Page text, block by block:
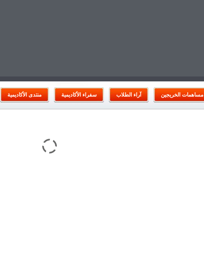
منتدى الأكاديمية سفراء الأكاديمية آراء الطلاب مساهمات الخريجين